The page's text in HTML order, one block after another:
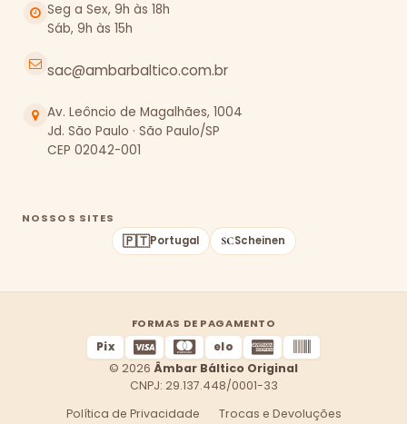
Seg a Sex, 9h às 18h
Sáb, 9h às 15h
sac@ambarbaltico.com.br
Av. Leôncio de Magalhães, 1004
Jd. São Paulo · São Paulo/SP
CEP 02042-001
NOSSOS SITES
🇵🇹Portugal Scheinen
FORMAS DE PAGAMENTO
Pix
elo
© 2026 Âmbar Báltico Original
CNPJ: 29.137.448/0001-33
Política de Privacidade
Trocas e Devoluções